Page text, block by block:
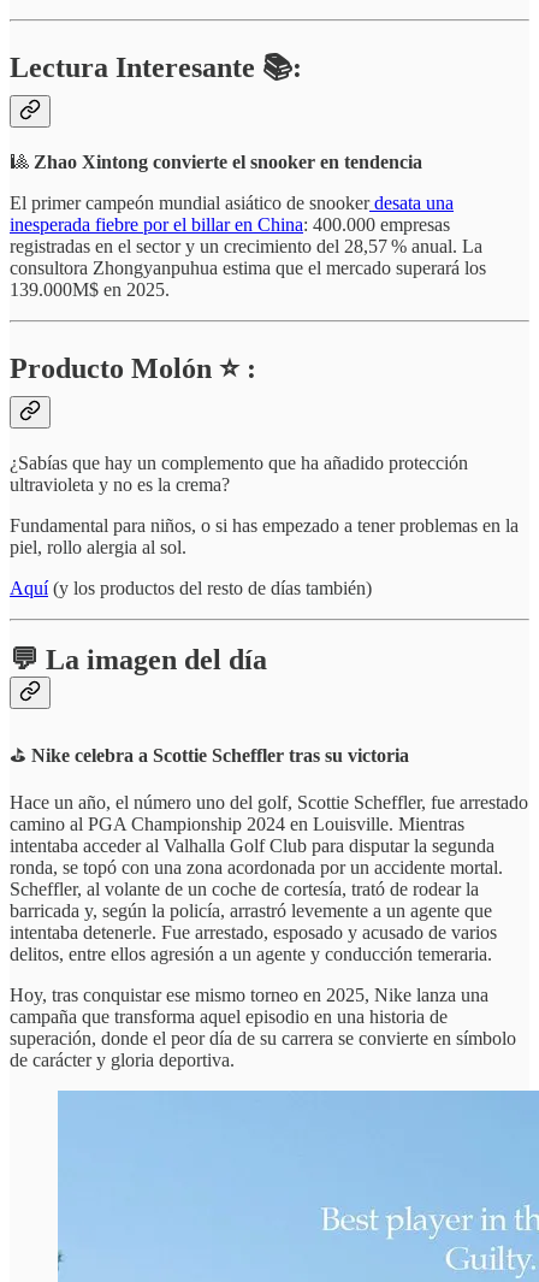
Lectura Interesante 📚:
🎱 Zhao Xintong convierte el snooker en tendencia
El primer campeón mundial asiático de snookerdesata una
inesperada fiebre por el billar en China: 400.000 empresas
registradas en el sector y un crecimiento del 28,57 % anual. La
consultora Zhongyanpuhua estima que el mercado superará los
139.000M$ en 2025.
Producto Molón ⭐ :
¿Sabías que hay un complemento que ha añadido protección
ultravioleta y no es la crema?
Fundamental para niños, o si has empezado a tener problemas en la
piel, rollo alergia al sol.
Aquí(y los productos del resto de días también)
💬 La imagen del día
⛳ Nike celebra a Scottie Scheffler tras su victoria
Hace un año, el número uno del golf, Scottie Scheffler, fue arrestado
camino al PGA Championship 2024 en Louisville. Mientras
intentaba acceder al Valhalla Golf Club para disputar la segunda
ronda, se topó con una zona acordonada por un accidente mortal.
Scheffler, al volante de un coche de cortesía, trató de rodear la
barricada y, según la policía, arrastró levemente a un agente que
intentaba detenerle. Fue arrestado, esposado y acusado de varios
delitos, entre ellos agresión a un agente y conducción temeraria.
Hoy, tras conquistar ese mismo torneo en 2025, Nike lanza una
campaña que transforma aquel episodio en una historia de
superación, donde el peor día de su carrera se convierte en símbolo
de carácter y gloria deportiva.